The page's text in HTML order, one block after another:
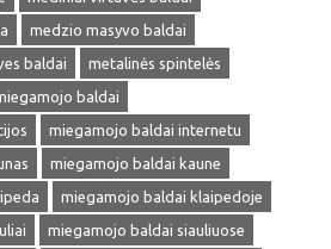
medzio masyvo baldai
baldai
metalinės spintelės
baldai
miegamojo baldai internetu
miegamojo baldai kaune
miegamojo baldai klaipedoje
miegamojo baldai siauliuose